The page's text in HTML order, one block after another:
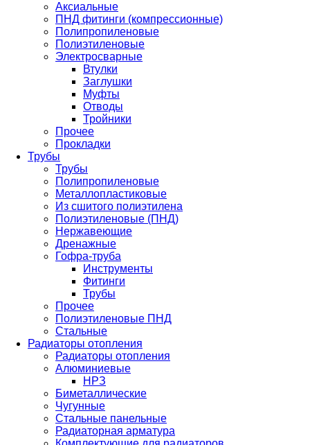
Аксиальные
ПНД фитинги (компрессионные)
Полипропиленовые
Полиэтиленовые
Электросварные
Втулки
Заглушки
Муфты
Отводы
Тройники
Прочее
Прокладки
Трубы
Трубы
Полипропиленовые
Металлопластиковые
Из сшитого полиэтилена
Полиэтиленовые (ПНД)
Нержавеющие
Дренажные
Гофра-труба
Инструменты
Фитинги
Трубы
Прочее
Полиэтиленовые ПНД
Стальные
Радиаторы отопления
Радиаторы отопления
Алюминиевые
НРЗ
Биметаллические
Чугунные
Стальные панельные
Радиаторная арматура